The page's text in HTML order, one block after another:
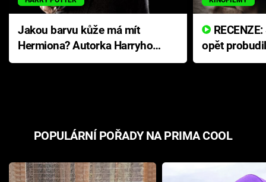
Jakou barvu kůže má mít
Hermiona? Autorka Harryho
Pottera přišla s ráznou
opět
přichází s
POPULÁRNÍ POŘADY NA PRIMA COOL